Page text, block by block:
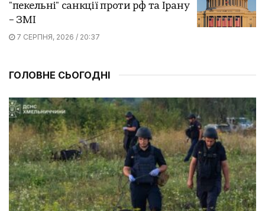
"пекельні" санкції проти рф та Ірану
– ЗМІ
7 СЕРПНЯ, 2026 / 20:37
ГОЛОВНЕ СЬОГОДНІ